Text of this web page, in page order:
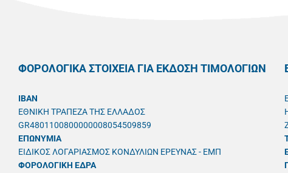
ΦΟΡΟΛΟΓΙΚΑ ΣΤΟΙΧΕΙΑ ΓΙΑ ΕΚΔΟΣΗ ΤΙΜΟΛΟΓΙΩΝ
IBAN
ΕΘΝΙΚΗ ΤΡΑΠΕΖΑ ΤΗΣ ΕΛΛΑΔΟΣ
GR4801100800000008054509859
ΕΠΩΝΥΜΙΑ
ΕΙΔΙΚΟΣ ΛΟΓΑΡΙΑΣΜΟΣ ΚΟΝΔΥΛΙΩΝ ΕΡΕΥΝΑΣ - ΕΜΠ
ΦΟΡΟΛΟΓΙΚΗ ΕΔΡΑ